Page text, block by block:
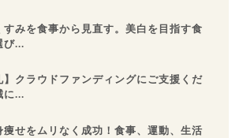
すみを食事から見直す。美白を目指す食
び...
】クラウドファンディングにご支援くだ
に...
痩せをムリなく成功！食事、運動、生活